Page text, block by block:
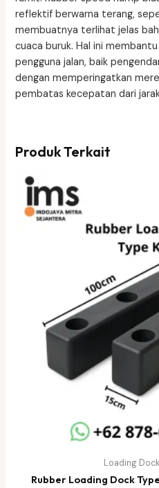
reflektif berwarna terang,
membuatnya terlihat jelas
cuaca buruk. Hal ini
pengguna jalan, baik
dengan memperingatkan
pembatas kecepatan dari
Produk Terkait
Loading
Rubber Loading Dock